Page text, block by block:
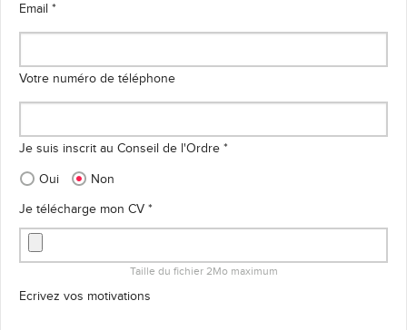
Email *
Votre numéro de téléphone
Je suis inscrit au Conseil de l'Ordre *
Oui
Non
Je télécharge mon CV *
Taille du fichier 2Mo maximum
Ecrivez vos motivations